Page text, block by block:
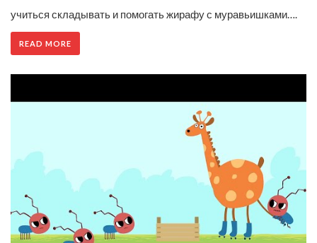
учиться складывать и помогать жирафу с муравьишками….
READ MORE